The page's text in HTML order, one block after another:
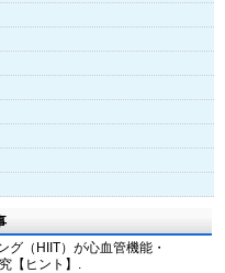
グ（HIIT）が心血管機能・
【ヒント】.